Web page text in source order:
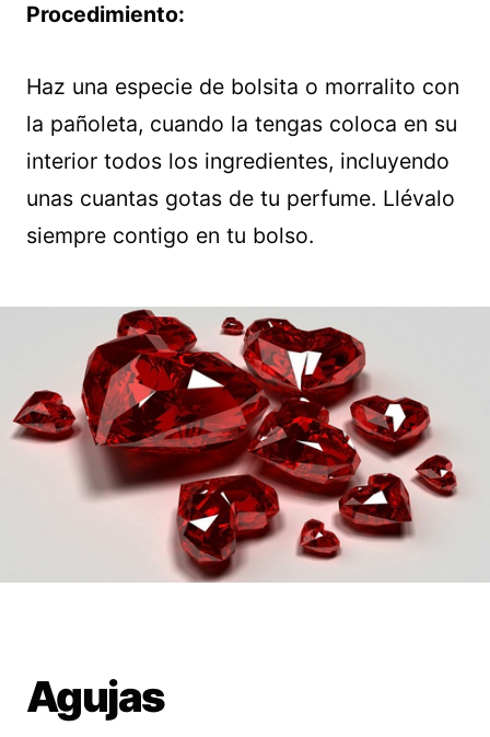
Procedimiento:
Haz una especie de bolsita o morralito con
la pañoleta, cuando la tengas coloca en su
interior todos los ingredientes, incluyendo
unas cuantas gotas de tu perfume. Llévalo
siempre contigo en tu bolso.
Agujas